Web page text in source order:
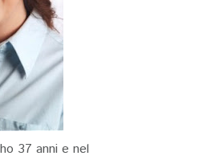
37 anni e nel